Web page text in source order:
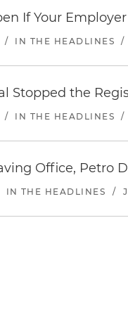
If Your
/ IN THE HEADLINES /
Stopped the
/ IN THE HEADLINES /
Office, Petro
IN THE HEADLINES /